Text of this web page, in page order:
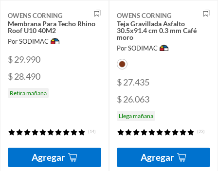
OWENS CORNING
Membrana Para Techo Rhino
Roof U10 40M2
Por SODIMAC
$ 29.990
$ 28.490
Retira mañana
(14)
Agregar
OWENS CORNING
Teja Gravillada Asfalto
30.5x91.4 cm 0.3 mm Café
moro
Por SODIMAC
$ 27.435
$ 26.063
Llega mañana
(23)
Agregar